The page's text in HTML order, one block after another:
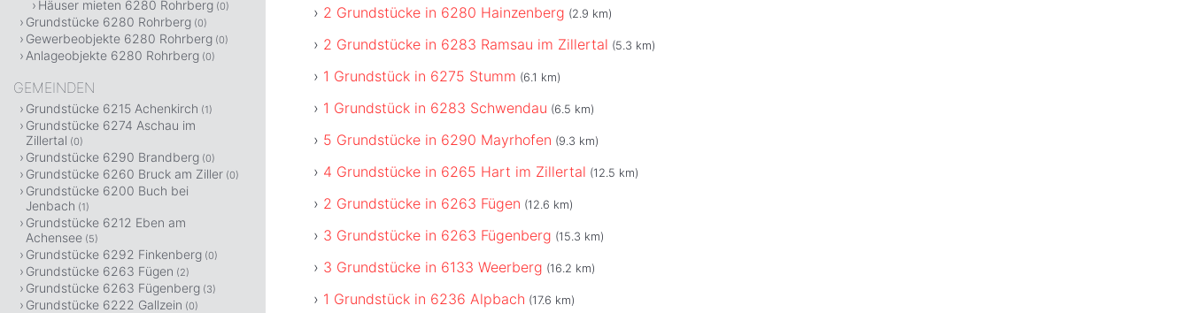
2 Grundstücke in 6280 Hainzenberg (2.9 km)
2 Grundstücke in 6283 Ramsau im Zillertal (5.3 km)
1 Grundstück in 6275 Stumm (6.1 km)
1 Grundstück in 6283 Schwendau (6.5 km)
5 Grundstücke in 6290 Mayrhofen (9.3 km)
4 Grundstücke in 6265 Hart im Zillertal (12.5 km)
2 Grundstücke in 6263 Fügen (12.6 km)
3 Grundstücke in 6263 Fügenberg (15.3 km)
3 Grundstücke in 6133 Weerberg (16.2 km)
1 Grundstück in 6236 Alpbach (17.6 km)
Häuser mieten 6280 Rohrberg (0)
Grundstücke 6280 Rohrberg (0)
Gewerbeobjekte 6280 Rohrberg (0)
Anlageobjekte 6280 Rohrberg (0)
GEMEINDEN
Grundstücke 6215 Achenkirch (1)
Grundstücke 6274 Aschau im
Zillertal (0)
Grundstücke 6290 Brandberg (0)
Grundstücke 6260 Bruck am Ziller (0)
Grundstücke 6200 Buch bei
Jenbach (1)
Grundstücke 6212 Eben am
Achensee (5)
Grundstücke 6292 Finkenberg (0)
Grundstücke 6263 Fügen (2)
Grundstücke 6263 Fügenberg (3)
Grundstücke 6222 Gallzein (0)